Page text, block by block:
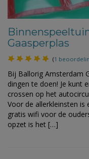
Gaasperplas
(1
Bij Ballorig Amsterdam
dingen te doen! Je kunt
crossen op het
Voor de allerkleinsten is
gratis wifi voor de
opzet is het […]